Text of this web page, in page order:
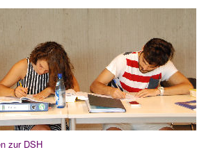
zur DSH